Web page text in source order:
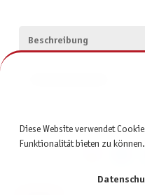
Beschreibung
Diese Website verwendet
Funktionalität bieten zu